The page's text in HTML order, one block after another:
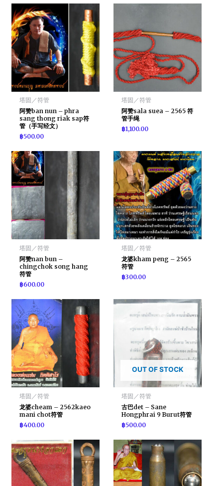
塔固／符管
阿赞ban nun – phra
sang thong riak sap符
管（手写经文）
฿500.00
塔固／符管
阿赞sala suea – 2565 符
管手绳
฿1,100.00
塔固／符管
阿赞nan bun –
chingchok song hang
符管
฿600.00
塔固／符管
龙婆kham peng – 2565
符管
฿300.00
塔固／符管
龙婆cheam – 2562kaeo
mani chot符管
฿400.00
OUT OF STOCK
塔固／符管
古巴det – Sane
Hongphrai 9 Burut符管
฿500.00